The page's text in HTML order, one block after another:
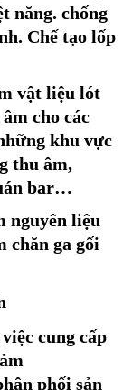
năng. chống
Chế tạo lốp
vật liệu lót
cho các
khu vực
thu âm,
bar…
nguyên liệu
chăn ga gối
cung cấp
phối sản